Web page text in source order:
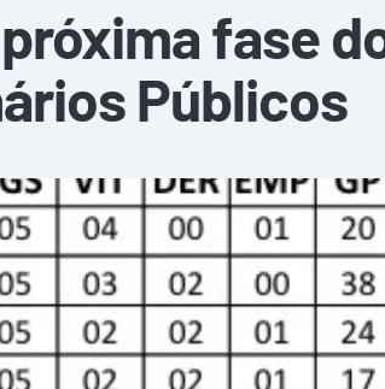
fase
Públicos